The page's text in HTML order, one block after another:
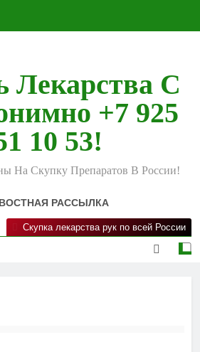
Лекарства С
+7 925
10 53!
На Скупку Препаратов В России!
РАССЫЛКА
Скупка лекарства рук по всей России